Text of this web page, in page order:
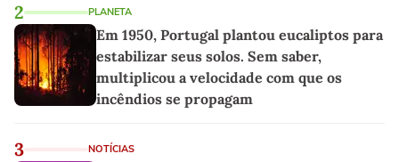
2 PLANETA
Em 1950, Portugal plantou eucaliptos para
estabilizar seus solos. Sem saber,
multiplicou a velocidade com que os
incêndios se propagam
3 NOTÍCIAS